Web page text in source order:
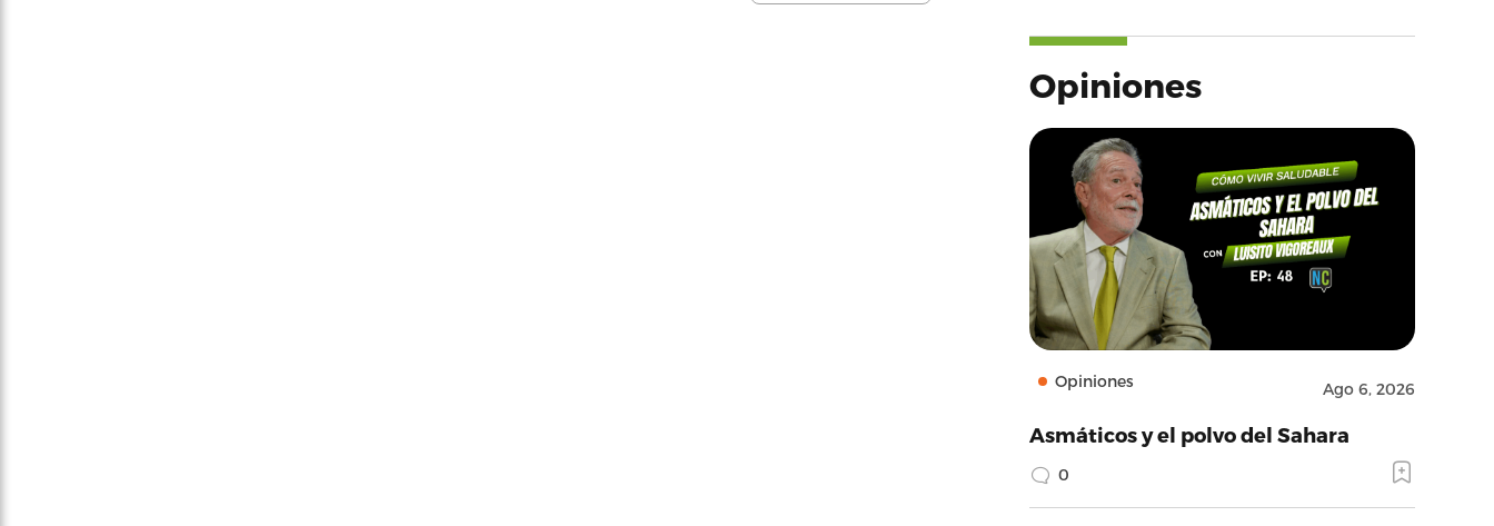
Opiniones
Opiniones Ago 6, 2026
Asmáticos y el polvo del Sahara
0